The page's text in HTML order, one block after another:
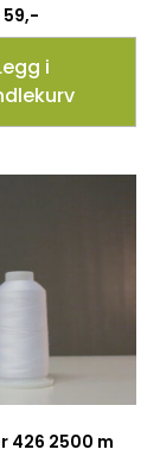
59,-
i
426 2500 m